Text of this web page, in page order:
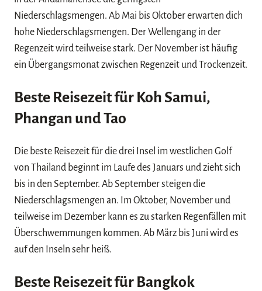
Niederschlagsmengen. Ab Mai bis Oktober erwarten dich
hohe Niederschlagsmengen. Der Wellengang in der
Regenzeit wird teilweise stark. Der November ist häufig
ein Übergangsmonat zwischen Regenzeit und Trockenzeit.
Beste Reisezeit für Koh Samui,
Phangan und Tao
Die beste Reisezeit für die drei Insel im westlichen Golf
von Thailand beginnt im Laufe des Januars und zieht sich
bis in den September. Ab September steigen die
Niederschlagsmengen an. Im Oktober, November und
teilweise im Dezember kann es zu starken Regenfällen mit
Überschwemmungen kommen. Ab März bis Juni wird es
auf den Inseln sehr heiß.
Beste Reisezeit für Bangkok